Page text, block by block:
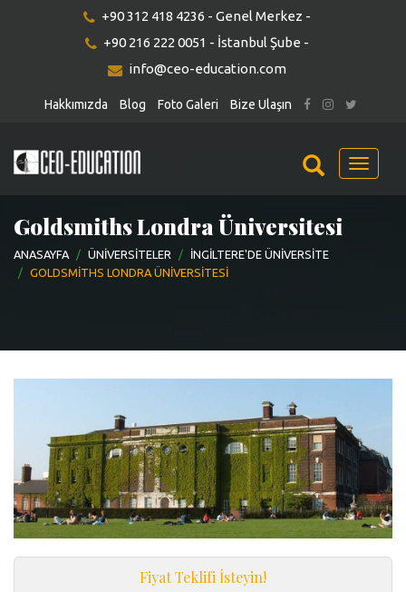
+90 312 418 4236 - Genel Merkez -
+90 216 222 0051 - İstanbul Şube -
info@ceo-education.com
Hakkımızda Blog Foto Galeri Bize Ulaşın
Menu
Goldsmiths Londra Üniversitesi
ANASAYFA ÜNIVERSITELER
İNGILTERE'DE ÜNIVERSITE
GOLDSMITHS LONDRA ÜNIVERSITESI
Fiyat Teklifi İsteyin!